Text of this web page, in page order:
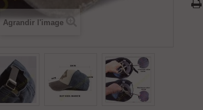
Agrandir l'image